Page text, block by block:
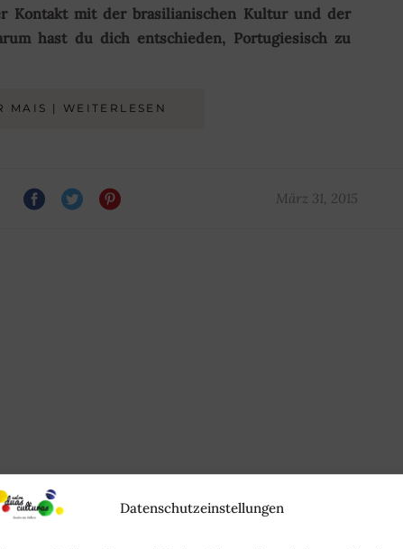
Datenschutzeinstellungen
Kontakt mit der brasilianischen Kultur und der
hast du dich entschieden, Portugiesisch zu
MAIS | WEITERLESEN
März 31, 2015